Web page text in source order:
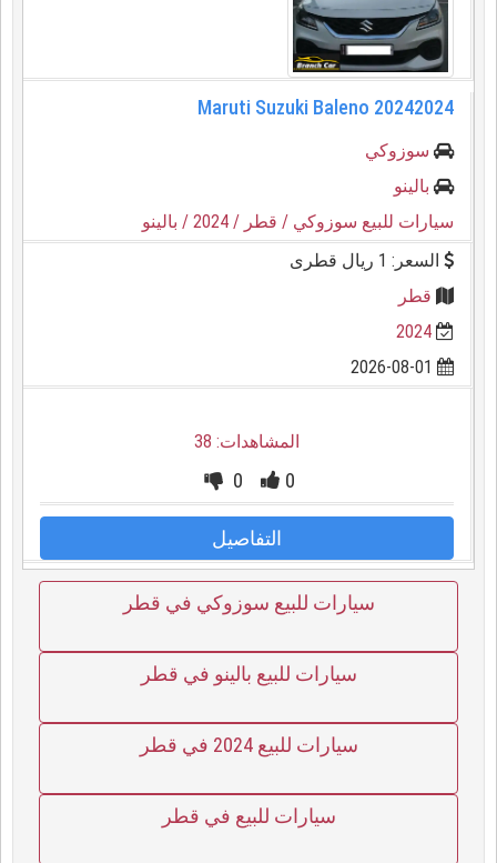
Maruti Suzuki Baleno 20242024
سوزوكي
بالينو
سيارات للبيع سوزوكي / قطر / 2024
/ بالينو
السعر: 1 ريال قطرى
قطر
2024
المشاهدات: 38
0
0
التفاصيل
سيارات للبيع سوزوكي في قطر
سيارات للبيع بالينو في قطر
سيارات للبيع 2024 في قطر
سيارات للبيع في قطر